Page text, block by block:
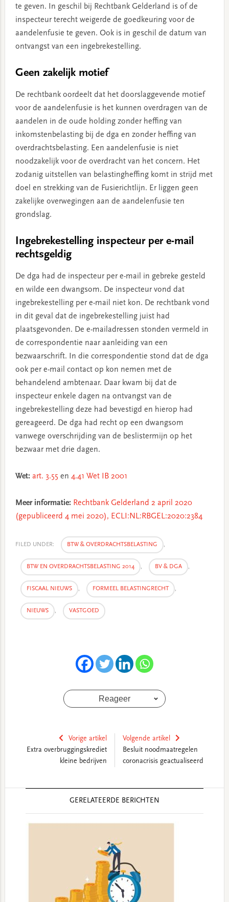
te geven. In geschil bij Rechtbank Gelderland is of de
inspecteur terecht weigerde de goedkeuring voor de
aandelenfusie te geven. Ook is in geschil de datum van
ontvangst van een ingebrekestelling.
Geen zakelijk motief
De rechtbank oordeelt dat het doorslaggevende motief
voor de aandelenfusie is het kunnen overdragen van de
aandelen in de oude holding zonder heffing van
inkomstenbelasting bij de dga en zonder heffing van
overdrachtsbelasting. Een aandelenfusie is niet
noodzakelijk voor de overdracht van het concern. Het
zodanig uitstellen van belastingheffing komt in strijd met
doel en strekking van de Fusierichtlijn. Er liggen geen
zakelijke overwegingen aan de aandelenfusie ten
grondslag.
Ingebrekestelling inspecteur per e-mail
rechtsgeldig
De dga had de inspecteur per e-mail in gebreke gesteld
en wilde een dwangsom. De inspecteur vond dat
ingebrekestelling per e-mail niet kon. De rechtbank vond
in dit geval dat de ingebrekestelling juist had
plaatsgevonden. De e-mailadressen stonden vermeld in
de correspondentie naar aanleiding van een
bezwaarschrift. In die correspondentie stond dat de dga
ook per e-mail contact op kon nemen met de
behandelend ambtenaar. Daar kwam bij dat de
inspecteur enkele dagen na ontvangst van de
ingebrekestelling deze had bevestigd en hierop had
gereageerd. De dga had recht op een dwangsom
vanwege overschrijding van de beslistermijn op het
bezwaar met drie dagen.
Wet: art. 3.55 en 4.41 Wet IB 2001
Meer informatie: Rechtbank Gelderland 2 april 2020
(gepubliceerd 4 mei 2020), ECLI:NL:RBGEL:2020:2384
FILED UNDER: BTW & OVERDRACHTSBELASTING ,
BTW EN OVERDRACHTSBELASTING 2014 , BV & DGA ,
FISCAAL NIEUWS , FORMEEL BELASTINGRECHT ,
NIEUWS , VASTGOED
Reageer
Vorige artikel
Extra overbruggingskrediet
kleine bedrijven
Volgende artikel
Besluit noodmaatregelen
coronacrisis geactualiseerd
GERELATEERDE BERICHTEN